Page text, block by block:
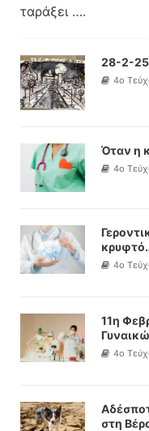
ταράξει ….
28-2-
4o
Όταν η
4o
4o
11η
4o
στη